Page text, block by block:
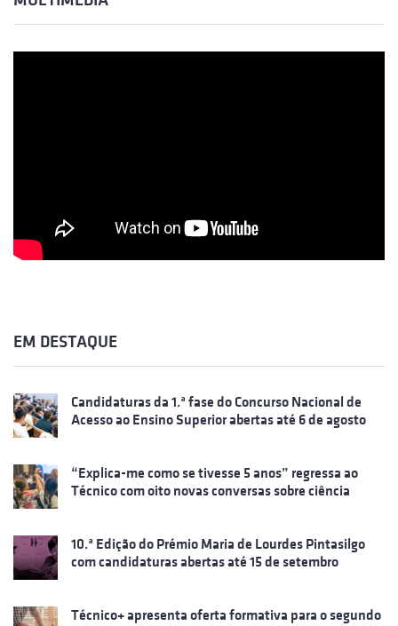
EM DESTAQUE
Candidaturas da 1.ª fase do Concurso Nacional de
Acesso ao Ensino Superior abertas até 6 de agosto
“Explica-me como se tivesse 5 anos” regressa ao
Técnico com oito novas conversas sobre ciência
10.ª Edição do Prémio Maria de Lourdes Pintasilgo
com candidaturas abertas até 15 de setembro
Técnico+ apresenta oferta formativa para o segundo